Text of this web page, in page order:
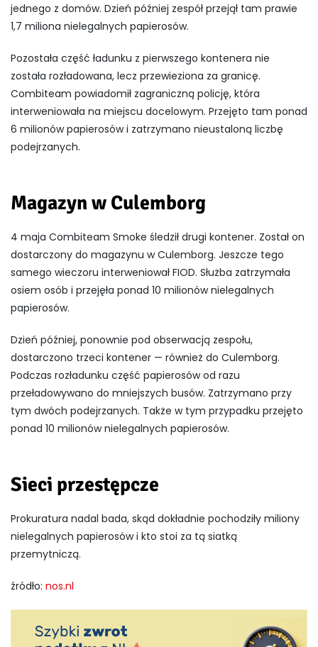
jednego z domów. Dzień później zespół przejął tam prawie
1,7 miliona nielegalnych papierosów.
Pozostała część ładunku z pierwszego kontenera nie
została rozładowana, lecz przewieziona za granicę.
Combiteam powiadomił zagraniczną policję, która
interweniowała na miejscu docelowym. Przejęto tam ponad
6 milionów papierosów i zatrzymano nieustaloną liczbę
podejrzanych.
Magazyn w Culemborg
4 maja Combiteam Smoke śledził drugi kontener. Został on
dostarczony do magazynu w Culemborg. Jeszcze tego
samego wieczoru interweniował FIOD. Służba zatrzymała
osiem osób i przejęła ponad 10 milionów nielegalnych
papierosów.
Dzień później, ponownie pod obserwacją zespołu,
dostarczono trzeci kontener — również do Culemborg.
Podczas rozładunku część papierosów od razu
przeładowywano do mniejszych busów. Zatrzymano przy
tym dwóch podejrzanych. Także w tym przypadku przejęto
ponad 10 milionów nielegalnych papierosów.
Sieci przestępcze
Prokuratura nadal bada, skąd dokładnie pochodziły miliony
nielegalnych papierosów i kto stoi za tą siatką
przemytniczą.
źródło: nos.nl